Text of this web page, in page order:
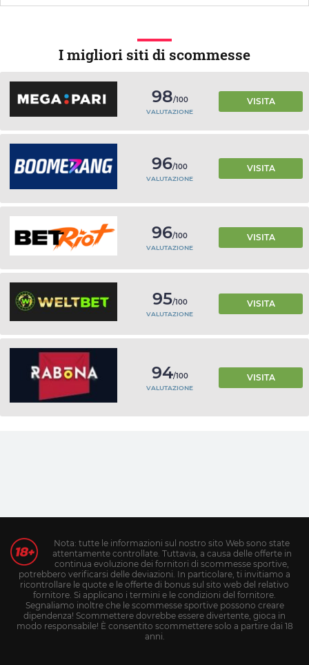
I migliori siti di scommesse
98/100
VALUTAZIONE
VISITA
96/100
VALUTAZIONE
VISITA
96/100
VALUTAZIONE
VISITA
95/100
VALUTAZIONE
VISITA
94/100
VALUTAZIONE
VISITA
Nota: tutte le informazioni sul nostro sito Web sono state
attentamente controllate. Tuttavia, a causa delle offerte in
continua evoluzione dei fornitori di scommesse sportive,
potrebbero verificarsi delle deviazioni. In particolare, ti invitiamo a
ricontrollare le quote e le offerte di bonus sul sito web del relativo
fornitore. Si applicano i termini e le condizioni del fornitore.
Segnaliamo inoltre che le scommesse sportive possono creare
dipendenza! Scommettere dovrebbe essere divertente, gioca in
modo responsabile! È consentito scommettere solo a partire dai 18
anni.